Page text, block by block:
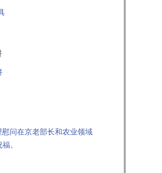
问在京老部长和农业领域
。